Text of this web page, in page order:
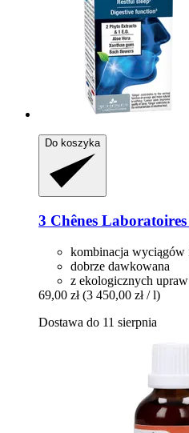
Do koszyka
3 Chênes Laboratoires
kombinacja wyciągów
dobrze dawkowana
z ekologicznych upraw
69,00 zł (3 450,00 zł / l)
Dostawa do 11 sierpnia